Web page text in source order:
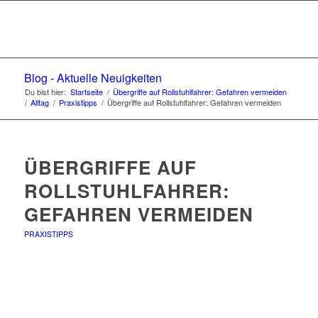
Blog - Aktuelle Neuigkeiten
Du bist hier: Startseite / Übergriffe auf Rollstuhlfahrer: Gefahren vermeiden
/ Alltag / Praxistipps / Übergriffe auf Rollstuhlfahrer: Gefahren vermeiden
ÜBERGRIFFE AUF
ROLLSTUHLFAHRER:
GEFAHREN VERMEIDEN
PRAXISTIPPS